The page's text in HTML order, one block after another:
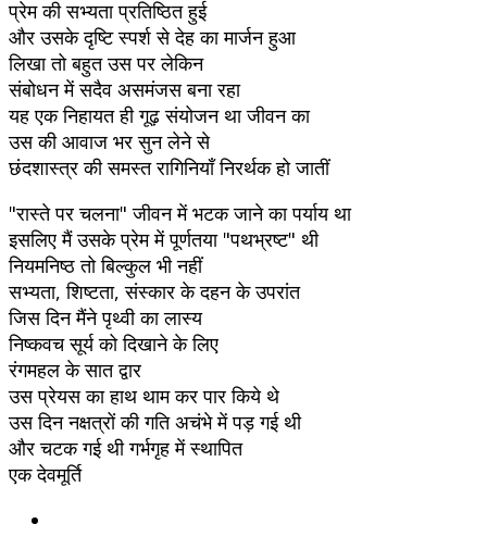
प्रेम की सभ्यता प्रतिष्ठित हुई
और उसके दृष्टि स्पर्श से देह का मार्जन हुआ
लिखा तो बहुत उस पर लेकिन
संबोधन में सदैव असमंजस बना रहा
यह एक निहायत ही गूढ़ संयोजन था जीवन का
उस की आवाज भर सुन लेने से
छंदशास्त्र की समस्त रागिनियाँ निरर्थक हो जातीं
"रास्ते पर चलना" जीवन में भटक जाने का पर्याय था
इसलिए मैं उसके प्रेम में पूर्णतया "पथभ्रष्ट" थी
नियमनिष्ठ तो बिल्कुल भी नहीं
सभ्यता, शिष्टता, संस्कार के दहन के उपरांत
जिस दिन मैंने पृथ्वी का लास्य
निष्कवच सूर्य को दिखाने के लिए
रंगमहल के सात द्वार
उस प्रेयस का हाथ थाम कर पार किये थे
उस दिन नक्षत्रों की गति अचंभे में पड़ गई थी
और चटक गई थी गर्भगृह में स्थापित
एक देवमूर्ति